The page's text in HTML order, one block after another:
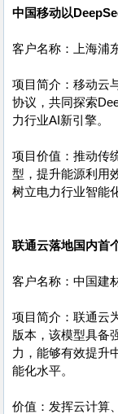
中国移动以
客户名称：上海浦
项目简介：移动云
协议，共同探索
力行业AI新引擎。
项目价值：推动传
型，提升能源利用
树立电力行业智能
联通云落地国内首
客户名称：中国建
项目简介：联通云
版本，该模型具备
力，能够有效提升
能化水平。
价值：发挥云计算